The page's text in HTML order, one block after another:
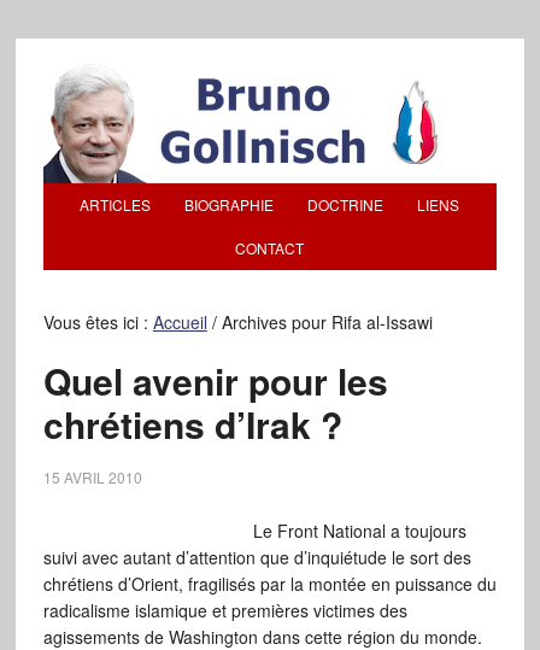
ARTICLES BIOGRAPHIE DOCTRINE LIENS
CONTACT
Vous êtes ici : Accueil /Archives pour Rifa al-Issawi
Quel avenir pour les
chrétiens d’Irak ?
15 AVRIL 2010
Le Front National a toujours
suivi avec autant d’attention que d’inquiétude le sort des
chrétiens d’Orient, fragilisés par la montée en puissance du
radicalisme islamique et premières victimes des
agissements de Washington dans cette région du monde.